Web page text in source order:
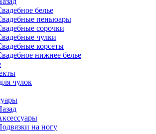
белье
пеньюары
сорочки
чулки
корсеты
нижнее белье
чулок
на ногу